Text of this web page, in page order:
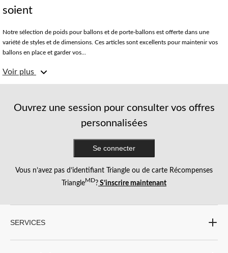
soient
Notre sélection de poids pour ballons et de porte-ballons est offerte dans une
variété de styles et de dimensions. Ces articles sont excellents pour maintenir vos
ballons en place et garder vos...
feuille d’aluminium à des poids en peluche mignons pour les fêtes d’enfants, à des
chapeaux de remise des diplômes pour les fêtes de diplômés et à une vaste gamme
chaque célébration.
De plus, trouvez des poids avec des personnages de télévision et de films
emblématiques ou des formes uniques comme des pyramides, des ballons avec
Voir plus
Ouvrez une session pour consulter vos offres
personnalisées
Se connecter
Vous n’avez pas d’identifiant Triangle ou de carte Récompenses
TriangleMD? S’inscrire maintenant
SERVICES